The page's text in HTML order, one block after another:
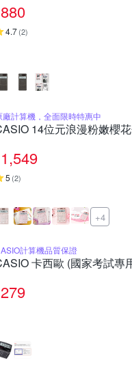
880
4.7(2)
廠計算機，全面限時特惠中
14位元浪漫粉嫩櫻
1,549
5 (2)
+4
計算機品質保證
卡西歐 (國家考試專
279